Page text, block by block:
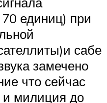
единиц) при
сабе
замечено
что сейчас
и милиция до